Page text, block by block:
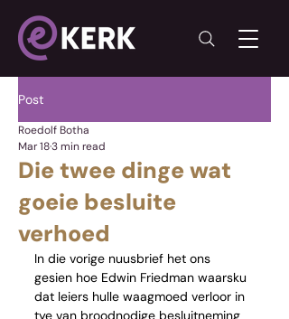
Post
Die twee dinge wat
goeie besluite
verhoed
Roedolf Botha
Mar 183 min read
In die vorige nuusbrief het ons
gesien hoe Edwin Friedman waarsku
dat leiers hulle waagmoed verloor in
tye van broodnodige besluitneming